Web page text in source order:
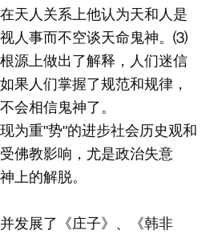
天人关系上他认为天和人是
人事而不空谈天命鬼神。⑶
源上做出了解释，人们迷信
果人们掌握了规范和规律，
会相信鬼神了。
重"势"的进步社会历史观和
佛教影响，尤是政治失意
上的解脱。
展了《庄子》、《韩非